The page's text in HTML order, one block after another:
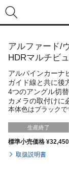
アルファード/
HDRマルチビ
アルパインカーナ
ガイド線と共に後
4つのアングル切
カメラの取付けに
本体色はブラックで
生産終了
標準小売価格 ¥32,450
取扱説明書